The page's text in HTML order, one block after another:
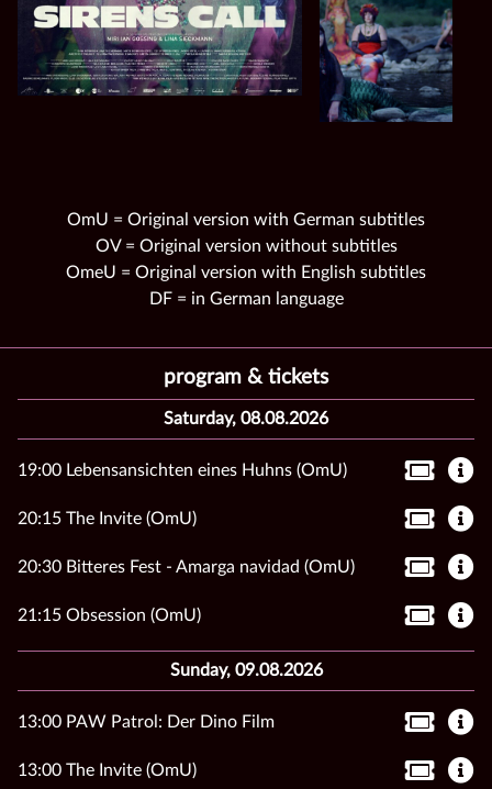
OmU = Original version with German subtitles
OV = Original version without subtitles
OmeU = Original version with English subtitles
DF = in German language
program & tickets
Saturday, 08.08.2026
19:00 Lebensansichten eines Huhns (OmU)
20:15 The Invite (OmU)
20:30 Bitteres Fest - Amarga navidad (OmU)
21:15 Obsession (OmU)
Sunday, 09.08.2026
13:00 PAW Patrol: Der Dino Film
13:00 The Invite (OmU)